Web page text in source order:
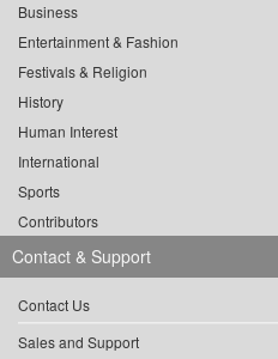
Business
Entertainment & Fashion
Festivals & Religion
History
Human Interest
International
Sports
Contributors
Contact & Support
Contact Us
Sales and Support